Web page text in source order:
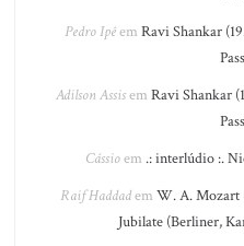
Pedro Ipêem Ravi Shankar
Adilson Assisem Ravi Shankar
Cássioem .: interlúdio :.
Raif Haddadem W. A. Mozart
Jubilate (Berliner,